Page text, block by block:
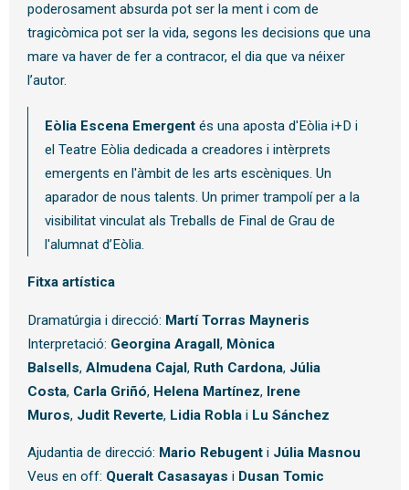
poderosament absurda pot ser la ment i com de
tragicòmica pot ser la vida, segons les decisions que una
mare va haver de fer a contracor, el dia que va néixer
l’autor.
Eòlia Escena Emergentés una aposta d'Eòlia i+D i
el Teatre Eòlia dedicada a creadores i intèrprets
emergents en l'àmbit de les arts escèniques. Un
aparador de nous talents. Un primer trampolí per a la
visibilitat vinculat als Treballs de Final de Grau de
l'alumnat d’Eòlia.
Fitxa artística
Dramatúrgia i direcció: Martí Torras Mayneris
Interpretació: Georgina Aragall, Mònica
Balsells, Almudena Cajal, Ruth Cardona, Júlia
Costa, Carla Griñó, Helena Martínez, Irene
Muros, Judit Reverte, Lidia Roblai Lu Sánchez
Ajudantia de direcció: Mario Rebugenti Júlia Masnou
Veus en off: Queralt Casasayas i Dusan Tomic